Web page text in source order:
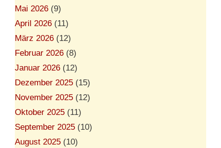
Mai 2026 (9)
April 2026 (11)
März 2026 (12)
Februar 2026 (8)
Januar 2026 (12)
Dezember 2025 (15)
November 2025 (12)
Oktober 2025 (11)
September 2025 (10)
August 2025 (10)